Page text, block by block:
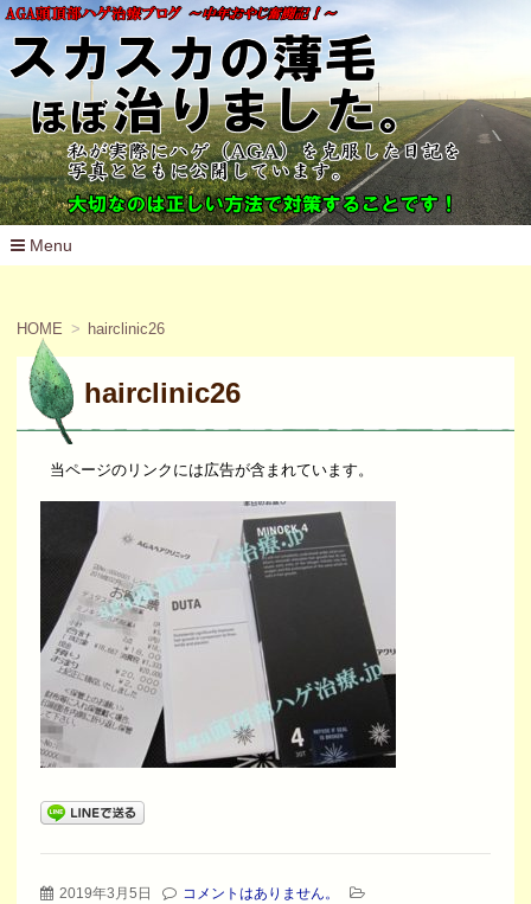
Menu
HOME hairclinic26
hairclinic26
当ページのリンクには広告が含まれています。
2019年3月5日 コメントはありません。